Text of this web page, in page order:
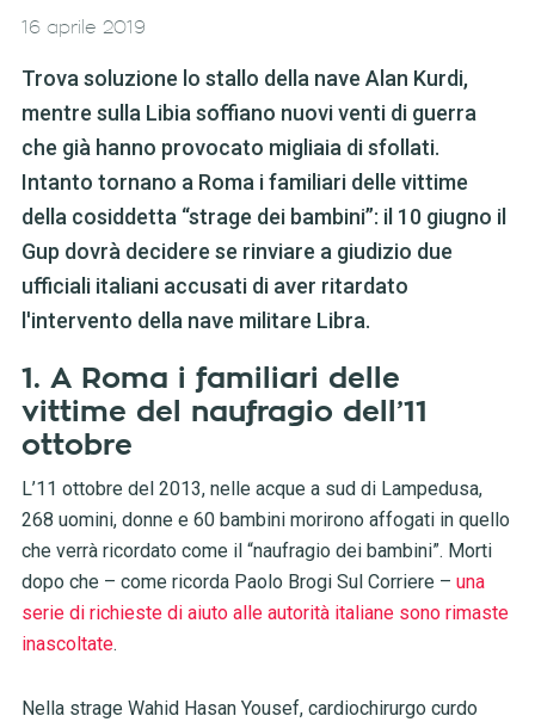
16 aprile 2019
Trova soluzione lo stallo della nave Alan Kurdi,
mentre sulla Libia soffiano nuovi venti di guerra
che già hanno provocato migliaia di sfollati.
Intanto tornano a Roma i familiari delle vittime
della cosiddetta “strage dei bambini”: il 10 giugno il
Gup dovrà decidere se rinviare a giudizio due
ufficiali italiani accusati di aver ritardato
l'intervento della nave militare Libra.
1. A Roma i familiari delle
vittime del naufragio dell’11
ottobre
L’11 ottobre del 2013, nelle acque a sud di Lampedusa,
268 uomini, donne e 60 bambini morirono affogati in quello
che verrà ricordato come il “naufragio dei bambini”. Morti
dopo che – come ricorda Paolo Brogi Sul Corriere – una
serie di richieste di aiuto alle autorità italiane sono rimaste
inascoltate.
Nella strage Wahid Hasan Yousef, cardiochirurgo curdo